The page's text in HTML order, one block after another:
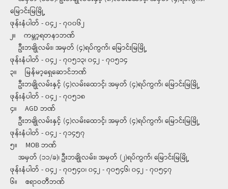
မြောင်းမြမြို့
ဖုန်းနံပါတ် - ၀၄၂ - ၇၀၀၆၂
၂။ ကမ္ဘာ့ရတနာဘဏ်
ဦးဘချိုလမ်း၊ အမှတ် (၄)ရပ်ကွက်၊ မြောင်းမြမြို့
ဖုန်းနံပါတ် - ၀၄၂ - ၇၀၅၁၃၊ ၀၄၂ - ၇၀၅၁၄
၃။ မြန်မာ့ရှေဆောင်ဘဏ်
ဦးဘချိုလမ်းနှင့် (၄)လမ်းထောင့်၊ အမှတ် (၄)ရပ်ကွက်၊ မြောင်းမြမြို့
ဖုန်းနံပါတ် - ၀၄၂ - ၇၀၅၁၈
၄။ AGD ဘဏ်
ဦးဘချိုလမ်းနှင့် (၄)လမ်းထောင့်၊ အမှတ် (၄)ရပ်ကွက်၊ မြောင်းမြမြို့
ဖုန်းနံပါတ် - ၀၄၂ - ၇၁၄၅၇
၅။ MOB ဘဏ်
အမှတ် (၁၁/ခ)၊ ဦးဘချိုလမ်း၊ အမှတ် (၂)ရပ်ကွက်၊ မြောင်းမြမြို့
ဖုန်းနံပါတ် - ၀၄၂ - ၇၀၅၄၀၊ ၀၄၂ - ၇၀၅၄၆၊ ၀၄၂ - ၇၀၅၄၇
၆။ ဧရာဝတီဘဏ်